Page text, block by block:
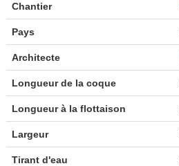
Chantier
Pays
Architecte
Longueur de la coque
Longueur à la flottaison
Largeur
Tirant d'eau